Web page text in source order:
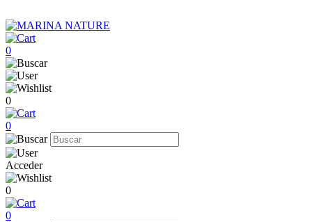
0
0
0
Acceder
0
0